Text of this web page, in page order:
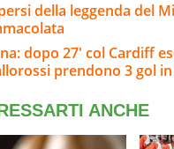
della leggenda del
dopo 27' col Cardiff
prendono 3 gol